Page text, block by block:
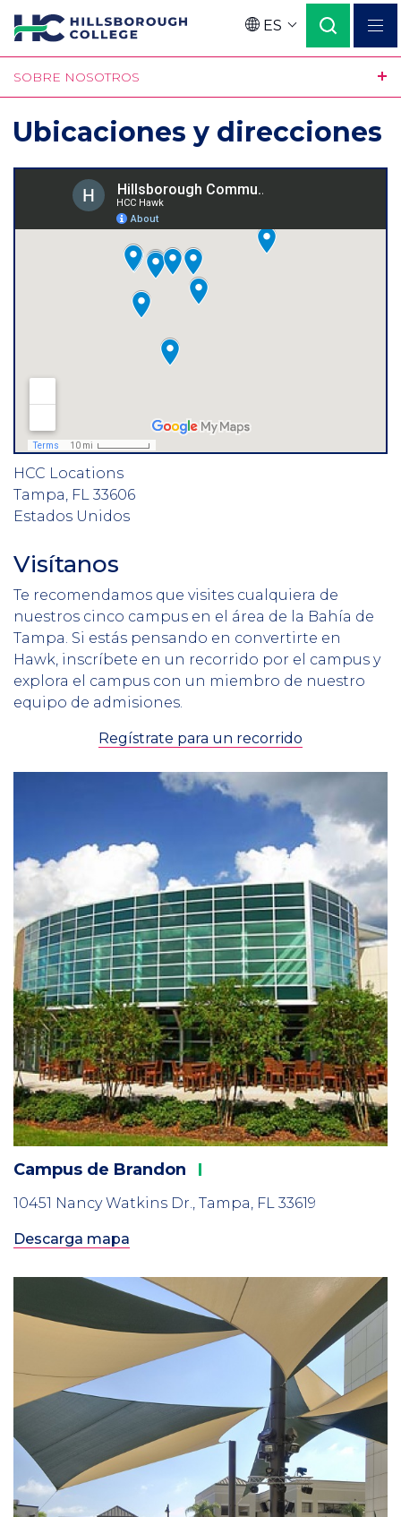
Pasar
contenido
principal
Language
ES
SOBRE NOSOTROS
Ubicaciones y direcciones
HCC Locations
Tampa FL 33606
Estados Unidos
Section
Header
Visítanos
Intro
Te recomendamos que visites cualquiera de
nuestros cinco campus en el área de la Bahía de
Tampa. Si estás pensando en convertirte en
Hawk, inscríbete en un recorrido por el campus y
explora el campus con un miembro de nuestro
equipo de admisiones.
Regístrate para un recorrido
Campus de Brandon
10451 Nancy Watkins Dr., Tampa, FL 33619
Descarga mapa
2